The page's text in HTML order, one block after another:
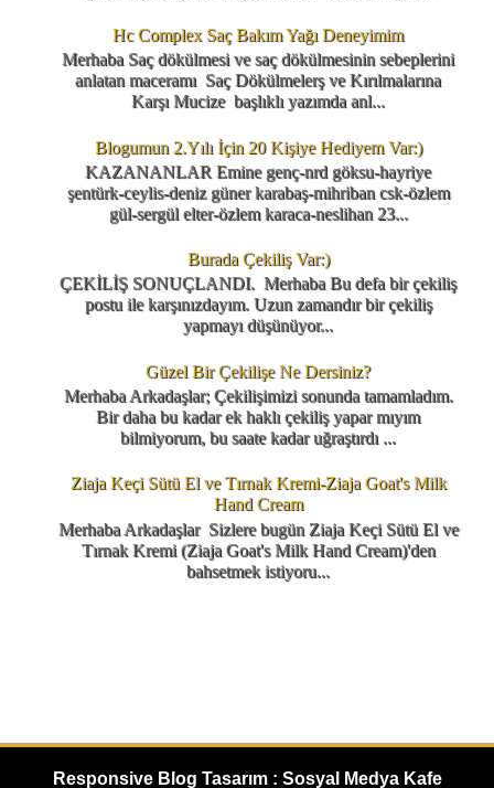
Hc Complex Saç Bakım Yağı Deneyimim
Merhaba Saç dökülmesi ve saç dökülmesinin sebeplerini
anlatan maceramı Saç Dökülmelerş ve Kırılmalarına
Karşı Mucize başlıklı yazımda anl...
Blogumun 2.Yılı İçin 20 Kişiye Hediyem Var:)
KAZANANLAR Emine genç-nrd göksu-hayriye
şentürk-ceylis-deniz güner karabaş-mihriban csk-özlem
gül-sergül elter-özlem karaca-neslihan 23...
Burada Çekiliş Var:)
ÇEKİLİŞ SONUÇLANDI. Merhaba Bu defa bir çekiliş
postu ile karşınızdayım. Uzun zamandır bir çekiliş
yapmayı düşünüyor...
Güzel Bir Çekilişe Ne Dersiniz?
Merhaba Arkadaşlar; Çekilişimizi sonunda tamamladım.
Bir daha bu kadar ek haklı çekiliş yapar mıyım
bilmiyorum, bu saate kadar uğraştırdı ...
Ziaja Keçi Sütü El ve Tırnak Kremi-Ziaja Goat's Milk
Hand Cream
Merhaba Arkadaşlar Sizlere bugün Ziaja Keçi Sütü El ve
Tırnak Kremi (Ziaja Goat's Milk Hand Cream)'den
bahsetmek istiyoru...
Responsive Blog Tasarım : Sosyal Medya Kafe